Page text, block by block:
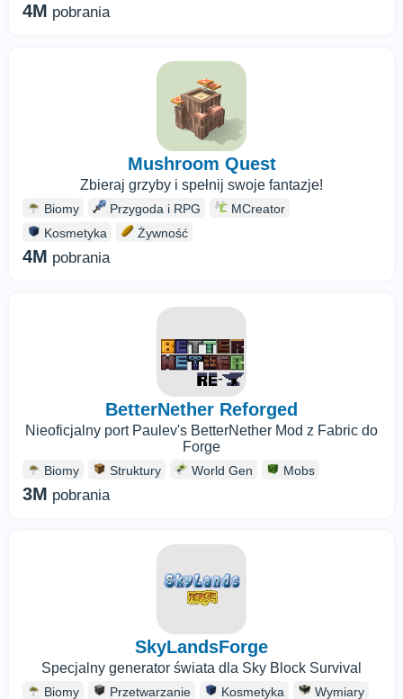
4M pobrania
Mushroom Quest
Zbieraj grzyby i spełnij swoje fantazje!
Biomy Przygoda i RPG
MCreator
Kosmetyka
Żywność
4M pobrania
BetterNether Reforged
Nieoficjalny port Paulev's BetterNether Mod z Fabric do
Forge
Biomy Struktury World Gen Mobs
3M pobrania
SkyLandsForge
Specjalny generator świata dla Sky Block Survival
Biomy Przetwarzanie Kosmetyka Wymiary